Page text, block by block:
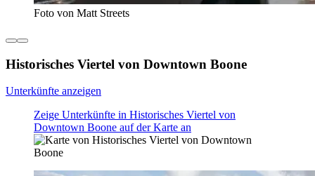
Foto von Matt Streets
Historisches Viertel von Downtown Boone
Unterkünfte anzeigen
Zeige Unterkünfte in Historisches Viertel von
Downtown Boone auf der Karte an